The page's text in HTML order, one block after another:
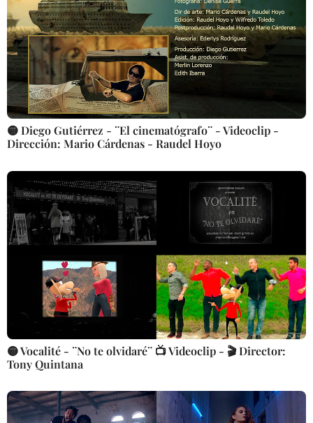
🟡 Diego Gutiérrez - ¨El cinematógrafo¨ - Videoclip -
Dirección: Mario Cárdenas - Raudel Hoyo
🟡 Vocalité - ¨No te olvidaré¨ 📺 Videoclip - 🎬 Director:
Tony Quintana